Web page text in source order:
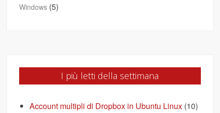
Windows (5)
I più letti della settimana
Account multipli di Dropbox in Ubuntu Linux (10)